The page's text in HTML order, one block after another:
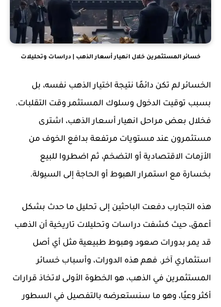
خسائر المستثمرين خلال انهيار أسعار الذهب | دراسات وتحليلات
الخسائر لم تكن دائمًا نتيجة اختيار الذهب نفسه، بل
بسبب توقيت الدخول وسلوك المستثمر وقت التقلبات.
فخلال بعض مراحل انهيار أسعار الذهب، اشترى
مستثمرون عند مستويات مرتفعة بدافع الخوف من
الأزمات الاقتصادية أو التضخم، ثم اضطروا للبيع
بخسارة مع استمرار الهبوط أو الحاجة إلى السيولة.
هذه التجارب دفعت الباحثين إلى تحليل ما حدث بشكل
أعمق، حيث كشفت دراسات وتحليلات تاريخية أن الذهب
قد يمر بدورات صعود وهبوط طبيعية مثل أي أصل
استثماري آخر. فهم هذه الدورات، وأسباب خسائر
المستثمرين في الذهب، هو الخطوة الأولى لاتخاذ قرارات
أكثر وعيًا، وهو ما سنستعرضه بالتفصيل في السطور